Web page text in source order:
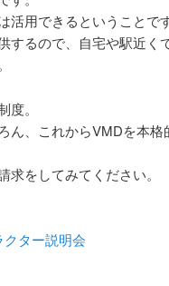
活用できるということで
するので、自宅や駅近く
。
ん、これからVMDを本格
をしてみてください。
ター説明会